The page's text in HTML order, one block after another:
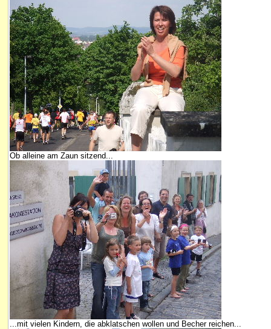
Ob alleine am Zaun sitzend...
...mit vielen Kindern, die abklatschen wollen und Becher reichen...